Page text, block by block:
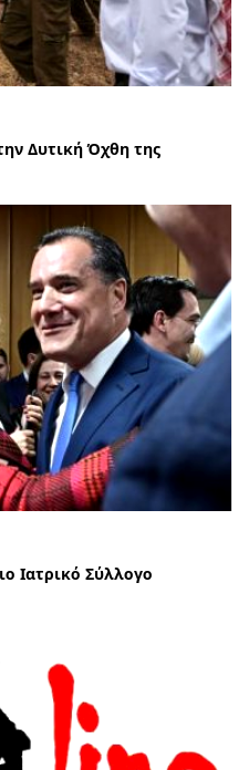
Δυτική Όχθη της
Ιατρικό Σύλλογο